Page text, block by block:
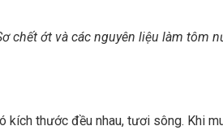
chết ớt và các nguyên liệu làm tôm
kích thước đều nhau, tươi sông. Khi